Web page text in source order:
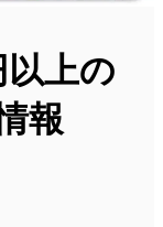
以上の
報